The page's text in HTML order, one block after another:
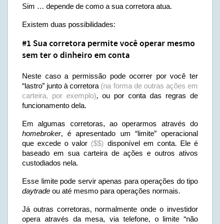
Sim … depende de como a sua corretora atua.
Existem duas possibilidades:
#1 Sua corretora permite você operar mesmo
sem ter o dinheiro em conta
Neste caso a permissão pode ocorrer por você ter
“lastro” junto à corretora (na forma de outras ações em
carteira, por exemplo), ou por conta das regras de
funcionamento dela.
Em algumas corretoras, ao operarmos através do
homebroker, é apresentado um “limite” operacional
que excede o valor ($$) disponível em conta. Ele é
baseado em sua carteira de ações e outros ativos
custodiados nela.
Esse limite pode servir apenas para operações do tipo
daytrade ou até mesmo para operações normais.
Já outras corretoras, normalmente onde o investidor
opera através da mesa, via telefone, o limite “não